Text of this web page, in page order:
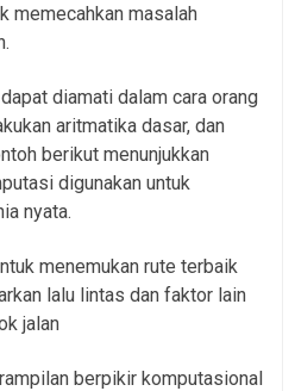
memecahkan masalah
diamati dalam cara orang
aritmatika dasar, dan
berikut menunjukkan
digunakan untuk
nyata.
menemukan rute terbaik
lalu lintas dan faktor lain
jalan
berpikir komputasional